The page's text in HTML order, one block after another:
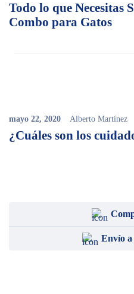
Todo lo que Necesitas
Combo para Gatos
mayo 22, 2020 Alberto Martínez
¿Cuáles son los
Envío